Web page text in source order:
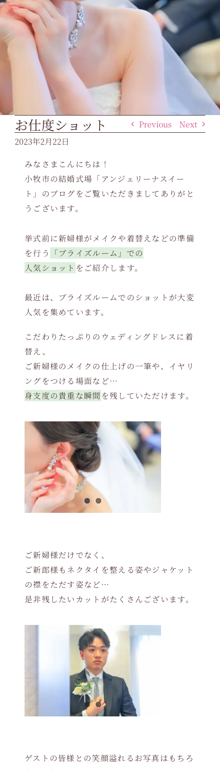
Previous Next
お仕度ショット
2023年2月22日
みなさまこんにちは！
小牧市の結婚式場「アンジェリーナスイー
ト」のブログをご覧いただきましてありがと
うございます。
挙式前に新婦様がメイクや着替えなどの準備
を行う
「ブライズルーム」での
人気ショット をご紹介します。
最近は、ブライズルームでのショットが大変
人気を集めています。
こだわりたっぷりのウェディングドレスに着
替え、
ご新婦様のメイクの仕上げの一筆や、イヤリ
ングをつける場面など…
身支度の貴重な瞬間 を残していただけます。
ご新婦様だけでなく、
ご新郎様もネクタイを整える姿やジャケット
の襟をただす姿など…
是非残したいカットがたくさんございます。
ゲストの皆様との笑顔溢れるお写真はもちろ